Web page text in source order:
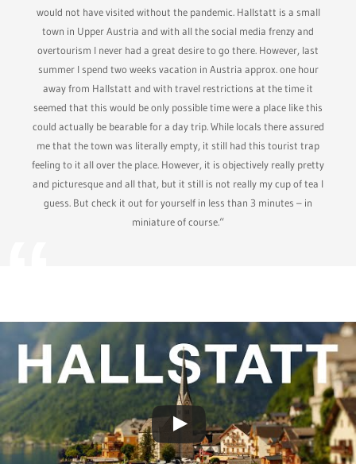
would not have visited without the pandemic. Hallstatt is a small
town in Upper Austria and with all the social media frenzy and
overtourism I never had a great desire to go there. However, last
summer I spend two weeks vacation in Austria approx. one hour
away from Hallstatt and with travel restrictions at the time it
seemed that this would be only possible time were a place like this
could actually be bearable for a day trip. While locals there assured
me that the town was literally empty, it still had this tourist trap
feeling to it all over the place. However, it is objectively really pretty
and picturesque and all that, but it still is not really my cup of tea I
guess. But check it out for yourself in less than 3 minutes – in
miniature of course.“